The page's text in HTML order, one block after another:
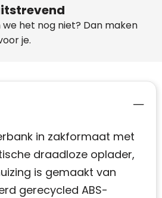
we het nog niet? Dan maken
je.
in zakformaat met
draadloze oplader,
is gemaakt van
gerecycled ABS-